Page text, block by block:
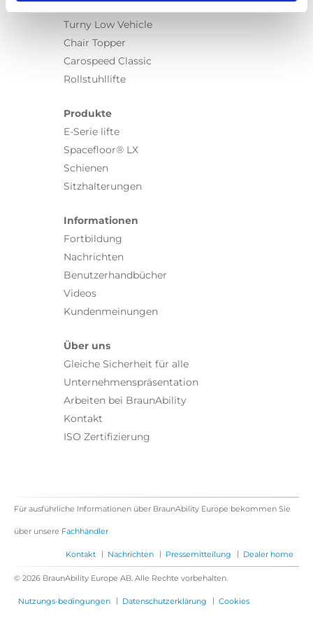
Turny Low Vehicle
Chair Topper
Carospeed Classic
Rollstuhllifte
Produkte
E-Serie lifte
Spacefloor® LX
Schienen
Sitzhalterungen
Informationen
Fortbildung
Nachrichten
Benutzerhandbücher
Videos
Kundenmeinungen
Über uns
Gleiche Sicherheit für alle
Unternehmenspräsentation
Arbeiten bei BraunAbility
Kontakt
ISO Zertifizierung
Für ausführliche Informationen über BraunAbility Europe bekommen Sie
über unsere Fachhändler
Kontakt | Nachrichten | Pressemitteilung | Dealer home
© 2026 BraunAbility Europe AB. Alle Rechte vorbehalten.
Nutzungs-bedingungen | Datenschutzerklärung | Cookies